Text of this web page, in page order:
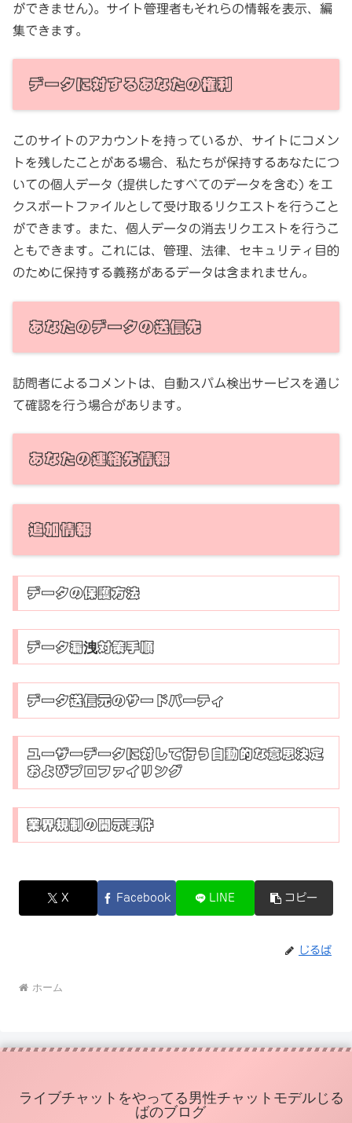
ができません)。サイト管理者もそれらの情報を表示、編
集できます。
データに対するあなたの権利
このサイトのアカウントを持っているか、サイトにコメン
トを残したことがある場合、私たちが保持するあなたにつ
いての個人データ (提供したすべてのデータを含む) をエ
クスポートファイルとして受け取るリクエストを行うこと
ができます。また、個人データの消去リクエストを行うこ
ともできます。これには、管理、法律、セキュリティ目的
のために保持する義務があるデータは含まれません。
あなたのデータの送信先
訪問者によるコメントは、自動スパム検出サービスを通じ
て確認を行う場合があります。
あなたの連絡先情報
追加情報
データの保護方法
データ漏洩対策手順
データ送信元のサードパーティ
ユーザーデータに対して行う自動的な意思決定
およびプロファイリング
業界規制の開示要件
X Facebook LINE コピー
じるば
ホーム
ライブチャットをやってる男性チャットモデルじる
ばのブログ